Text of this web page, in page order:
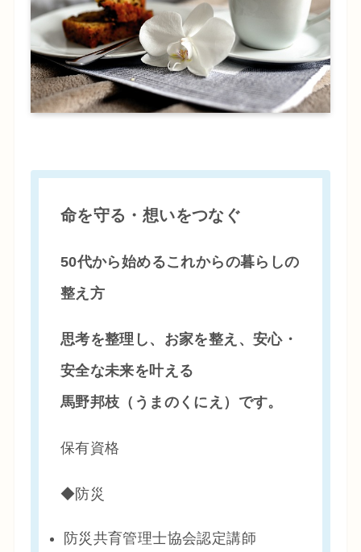
命を守る・想いをつなぐ
50代から始めるこれからの暮らしの
整え方
思考を整理し、お家を整え、安心・
安全な未来を叶える
馬野邦枝（うまのくにえ）です。
保有資格
◆防災
防災共育管理士協会認定講師